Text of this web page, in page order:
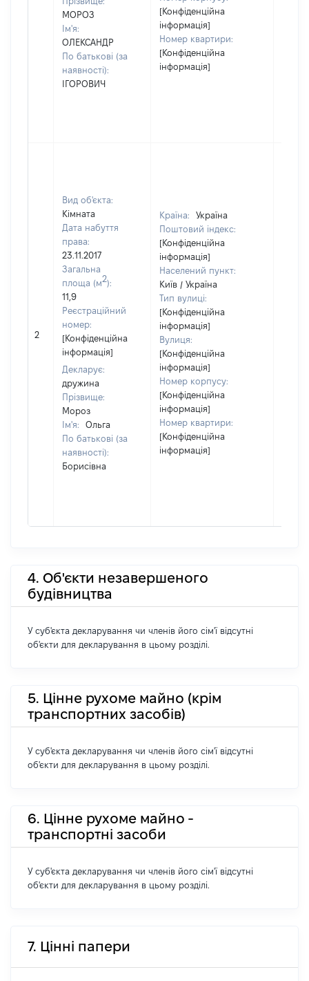
МОРОЗ
Ім'я:
ОЛЕКСАНДР
По батькові (за
наявності):
ІГОРОВИЧ
[Конфіденційна
інформація]
Номер квартири:
[Конфіденційна
інформація]
2
Вид об'єкта:
Кімната
Дата набуття
права:
23.11.2017
Загальна
площа (м2):
11,9
Реєстраційний
номер:
[Конфіденційна
інформація]
Декларує:
дружина
Прізвище:
Мороз
Ім'я:
Ольга
По батькові (за
наявності):
Борисівна
Країна:
Україна
Поштовий індекс:
[Конфіденційна
інформація]
Населений пункт:
Київ / Україна
Тип вулиці:
[Конфіденційна
інформація]
Вулиця:
[Конфіденційна
інформація]
Номер корпусу:
[Конфіденційна
інформація]
Номер квартири:
[Конфіденційна
інформація]
4. Об'єкти незавершеного
будівництва
У суб'єкта декларування чи членів його сім'ї відсутні
об'єкти для декларування в цьому розділі.
5. Цінне рухоме майно (крім
транспортних засобів)
У суб'єкта декларування чи членів його сім'ї відсутні
об'єкти для декларування в цьому розділі.
6. Цінне рухоме майно -
транспортні засоби
У суб'єкта декларування чи членів його сім'ї відсутні
об'єкти для декларування в цьому розділі.
7. Цінні папери